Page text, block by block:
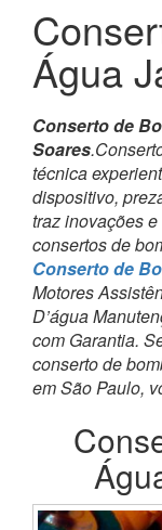
Água
Conserto de
Soares
técnica
dispositivo,
traz inovações
consertos de
Conserto de
Motores
D’água
com Garantia.
conserto de
em São Paulo,